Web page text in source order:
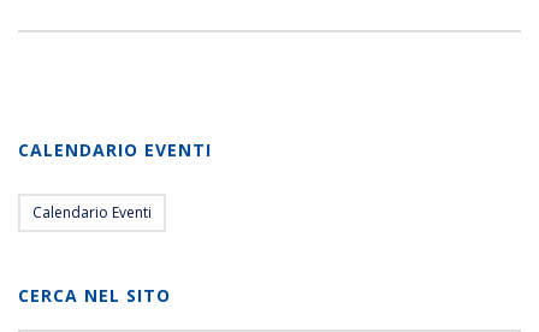
CALENDARIO EVENTI
Calendario Eventi
CERCA NEL SITO